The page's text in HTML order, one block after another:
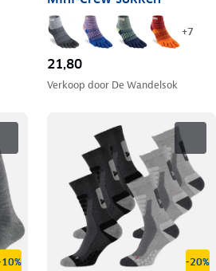
+7
21,80
Verkoop door De Wandelsok
-20%